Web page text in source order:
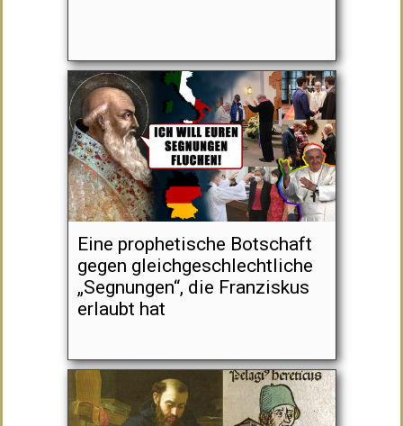
Eine prophetische Botschaft
gegen gleichgeschlechtliche
„Segnungen“, die Franziskus
erlaubt hat